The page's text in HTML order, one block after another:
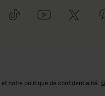
et notre politique de confidentialité.